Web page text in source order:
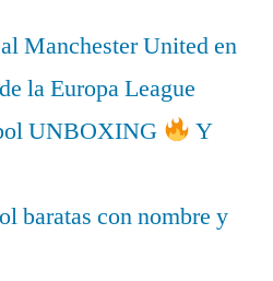
Manchester United en
la Europa League
UNBOXING
Y
baratas con nombre y